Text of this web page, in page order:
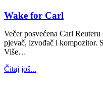
Wake for Carl
Večer posvećena Carl
pjevač, izvođač i kompozitor.
Više…
Čitaj još...